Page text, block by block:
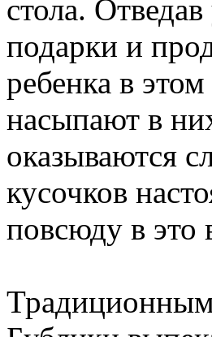
стола.
подарки и
ребенка в
насыпают в
оказываются
кусочков
повсюду в это
Традиционным